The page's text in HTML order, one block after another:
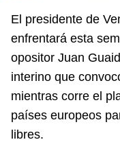
El presidente de
enfrentará esta
opositor Juan
interino que
mientras corre el
países europeos
libres.